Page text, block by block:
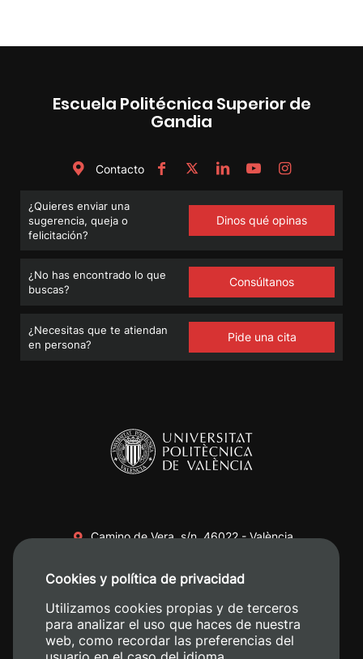
Escuela Politécnica Superior de
Gandia
Contacto
¿Quieres enviar una
sugerencia, queja o
felicitación?
Dinos qué opinas
¿No has encontrado lo que
buscas?
Consúltanos
¿Necesitas que te atiendan
en persona?
Pide una cita
Camino de Vera, s/n. 46022 - València
+34 620 04 00 50
Cookies y política de privacidad
Utilizamos cookies propias y de terceros
para analizar el uso que haces de nuestra
web, como recordar las preferencias del